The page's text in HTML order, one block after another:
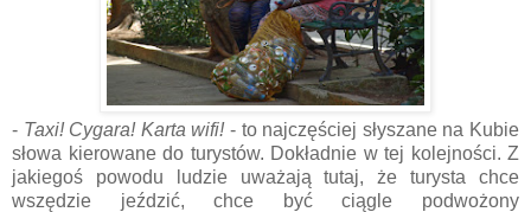
- Taxi! Cygara! Karta wifi!- to najczęściej słyszane na Kubie
słowa kierowane do turystów. Dokładnie w tej kolejności. Z
jakiegoś powodu ludzie uważają tutaj, że turysta chce
wszędzie jeździć, chce być ciągle podwożony